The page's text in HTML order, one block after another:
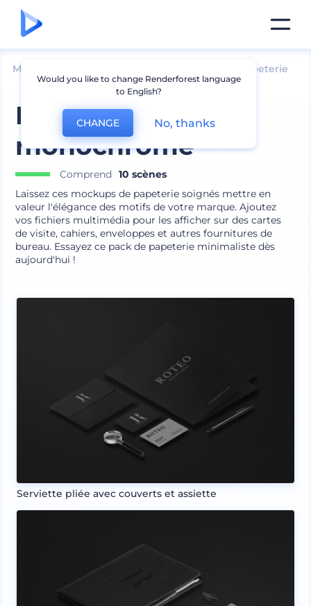
Mockups Maquette de papeterie
Pack de papeterie
monochrome
Comprend
10 scènes
Laissez ces mockups de papeterie soignés mettre en
valeur l'élégance des motifs de votre marque. Ajoutez
vos fichiers multimédia pour les afficher sur des cartes
de visite, cahiers, enveloppes et autres fournitures de
bureau. Essayez ce pack de papeterie minimaliste dès
aujourd'hui !
Serviette pliée avec couverts et assiette
Would you like to change Renderforest language
to English?
CHANGE No, thanks